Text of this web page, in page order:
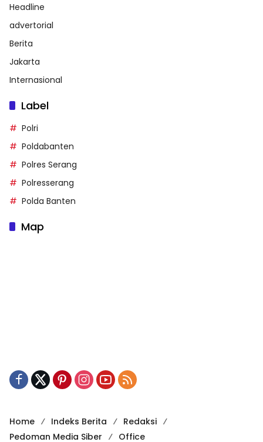
Headline
advertorial
Berita
Jakarta
Internasional
Label
Polri
Poldabanten
Polres Serang
Polresserang
Polda Banten
Map
Home Indeks Berita
Redaksi
Pedoman Media Siber
Office